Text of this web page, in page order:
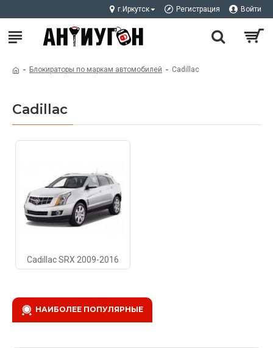
г.Иркутск Регистрация Войти
Блокираторы по маркам автомобилей Cadillac
Cadillac
Cadillac SRX 2009-2016
НАИБОЛЕЕ ПОПУЛЯРНЫЕ